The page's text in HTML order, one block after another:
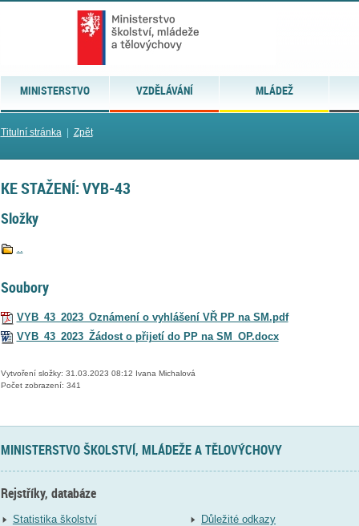
MINISTERSTVO VZDĚLÁVÁNÍ MLÁDEŽ
Titulní stránka| Zpět
KE STAŽENÍ: VYB-43
Složky
..
Soubory
VYB_43_2023_Oznámení o vyhlášení VŘ PP na SM.pdf
VYB_43_2023_Žádost o přijetí do PP na SM_OP.docx
Vytvoření složky: 31.03.2023 08:12 Ivana Michalová
Počet zobrazení: 341
MINISTERSTVO ŠKOLSTVÍ, MLÁDEŽE A TĚLOVÝCHOVY
Rejstříky, databáze
Statistika školství
Důležité odkazy